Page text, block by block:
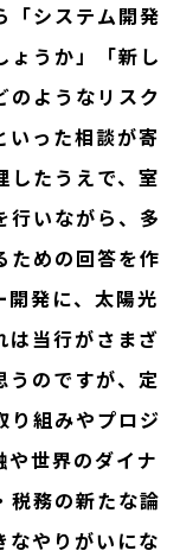
「システム開発
ょうか」「新し
のようなリスク
いった相談が寄
したうえで、室
行いながら、多
ための回答を作
発に、太陽光
は当行がさまざ
うのですが、定
り組みやプロジ
や世界のダイナ
税務の新たな論
なやりがいにな